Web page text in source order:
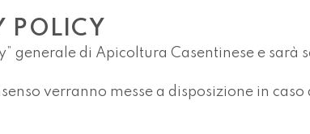
POLICY
generale di Apicoltura Casentinese e
verranno messe a disposizione in